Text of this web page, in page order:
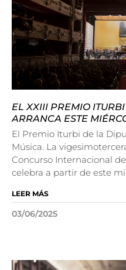
EL XXIII PREMIO
ARRANCA ESTE
El Premio Iturbi de la
Música. La
Concurso Internacional
celebra a partir de este
LEER MÁS
03/06/2025